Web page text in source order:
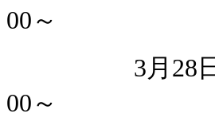
00～
3月28日（
00～